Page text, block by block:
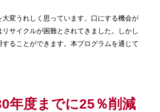
変うれしく思っています。口にする機会が
サイクルが困難とされてきました。しかし
ることができます。本プログラムを通じて
年度までに25％削減